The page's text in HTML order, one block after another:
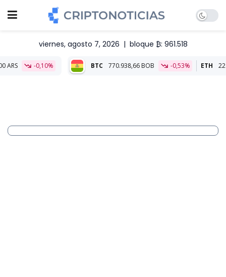
viernes, agosto 7, 2026 | bloque ₿: 961.518
-0,10% BTC 770.938,66 BOB -0,53% ETH 22.729,40